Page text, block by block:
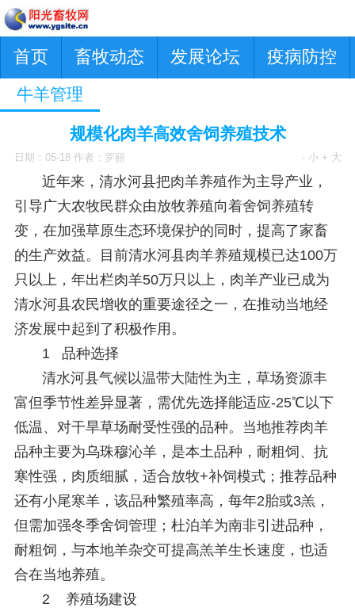
首页 畜牧动态 发展论坛 疫病防控
牛羊管理
规模化肉羊高效舍饲养殖技术
日期：05-18 作者：罗丽 - 小 + 大
近年来，清水河县把肉羊养殖作为主导产业，
引导广大农牧民群众由放牧养殖向着舍饲养殖转
变，在加强草原生态环境保护的同时，提高了家畜
的生产效益。目前清水河县肉羊养殖规模已达100万
只以上，年出栏肉羊50万只以上，肉羊产业已成为
清水河县农民增收的重要途径之一，在推动当地经
济发展中起到了积极作用。
1 品种选择
清水河县气候以温带大陆性为主，草场资源丰
富但季节性差异显著，需优先选择能适应-25℃以下
低温、对干旱草场耐受性强的品种。当地推荐肉羊
品种主要为乌珠穆沁羊，是本土品种，耐粗饲、抗
寒性强，肉质细腻，适合放牧+补饲模式；推荐品种
还有小尾寒羊，该品种繁殖率高，每年2胎或3羔，
但需加强冬季舍饲管理；杜泊羊为南非引进品种，
耐粗饲，与本地羊杂交可提高羔羊生长速度，也适
合在当地养殖。
2 养殖场建设